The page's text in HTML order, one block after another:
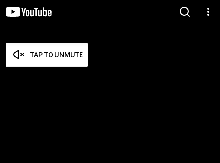
TAP TO UNMUTE